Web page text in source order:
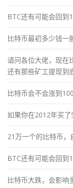
BTC还有可能会回到
比特币最初多少钱一
请问各位大佬，现在
还有那些矿工提现到
比特币会不会涨到
如果你在2012年买了
21万一个的比特币，
BTC还有可能会回到
比特币大跌，会影响